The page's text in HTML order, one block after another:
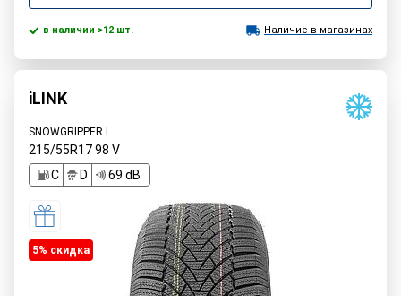
в наличии >12 шт. Наличие в магазинах
iLINK
SNOWGRIPPER I
215/55R1798 V
C
D 69 dB
5% cкидка